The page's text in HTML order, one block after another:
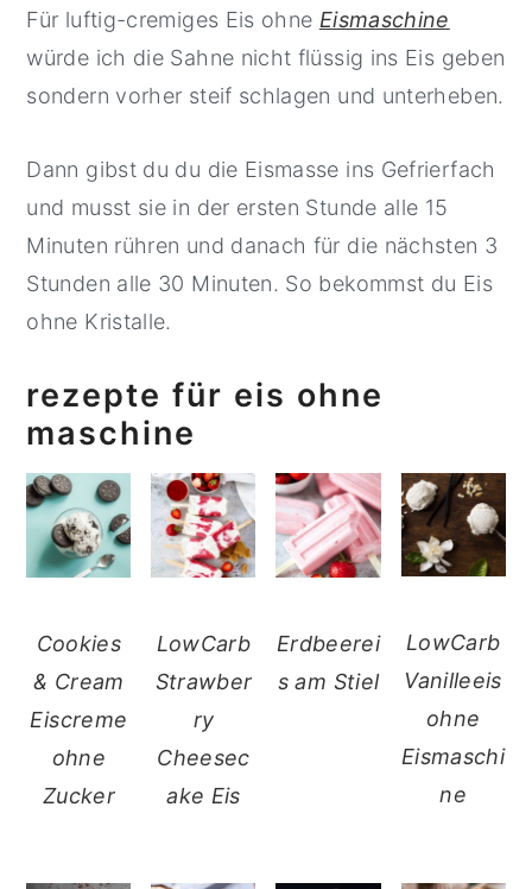
Für luftig-cremiges Eis ohne Eismaschine
würde ich die Sahne nicht flüssig ins Eis geben
sondern vorher steif schlagen und unterheben.
Dann gibst du du die Eismasse ins Gefrierfach
und musst sie in der ersten Stunde alle 15
Minuten rühren und danach für die nächsten 3
Stunden alle 30 Minuten. So bekommst du Eis
ohne Kristalle.
rezepte für eis ohne
maschine
Cookies
& Cream
Eiscreme
ohne
Zucker
LowCarb
Strawber
ry
Cheesec
ake Eis
Erdbeerei
s am Stiel
LowCarb
Vanilleeis
ohne
Eismaschi
ne